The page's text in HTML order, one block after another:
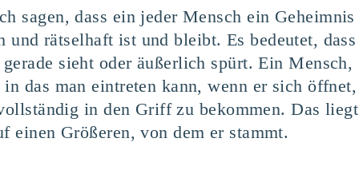
sagen, dass ein jeder Mensch ein Geheimnis
und rätselhaft ist und bleibt. Es bedeutet, dass
sieht oder äußerlich spürt. Ein Mensch,
das man eintreten kann, wenn er sich öffnet,
in den Griff zu bekommen. Das liegt
einen Größeren, von dem er stammt.